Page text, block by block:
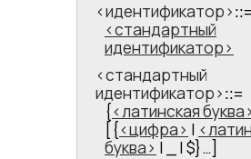
<​идентификатор​> ::=
стандартный
идентификатор
<​стандартный
идентификатор​> ::=
{ латинская буква
[{ цифра |
буква
| _ | $}…]